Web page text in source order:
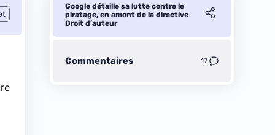
Google détaille sa lutte contre le
piratage, en amont de la directive
Droit d’auteur
Commentaires 17